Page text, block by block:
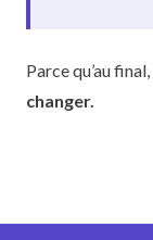
Parce qu’au final,
changer.